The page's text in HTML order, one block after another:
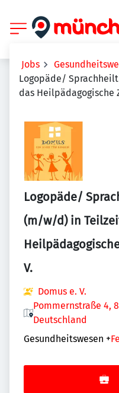
Jobs
Logopäde/
das Heilpädagogische
Logopäde/
(m/w/d) in
V.
Domus e. V.
Pommernstraße 4,
Deutschland
Gesundheitswesen +